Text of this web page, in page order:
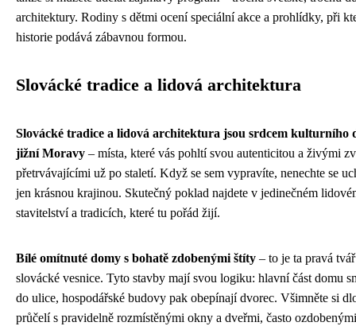
architektury. Rodiny s dětmi ocení speciální akce a prohlídky, při
historie podává zábavnou formou.
Slovácké tradice a lidová architektura
Slovácké tradice a lidová architektura jsou srdcem kulturního
jižní Moravy – místa, které vás pohltí svou autenticitou a živými
přetrvávajícími už po staletí. Když se sem vypravíte, nenechte se
jen krásnou krajinou. Skutečný poklad najdete v jedinečném
stavitelství a tradicích, které tu pořád žijí.
Bílé omítnuté domy s bohatě zdobenými štíty – to je ta pravá tvář
slovácké vesnice. Tyto stavby mají svou logiku: hlavní část domu
do ulice, hospodářské budovy pak obepínají dvorec. Všimněte si
průčelí s pravidelně rozmístěnými okny a dveřmi, často ozdobenými